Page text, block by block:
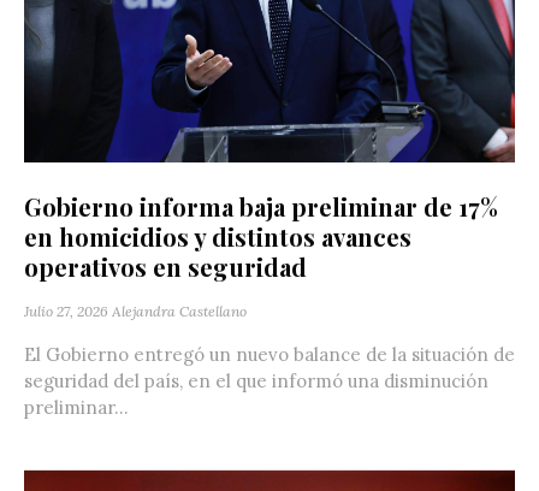
Gobierno informa baja preliminar de 17%
en homicidios y distintos avances
operativos en seguridad
Julio 27, 2026 Alejandra Castellano
El Gobierno entregó un nuevo balance de la situación de
seguridad del país, en el que informó una disminución
preliminar...